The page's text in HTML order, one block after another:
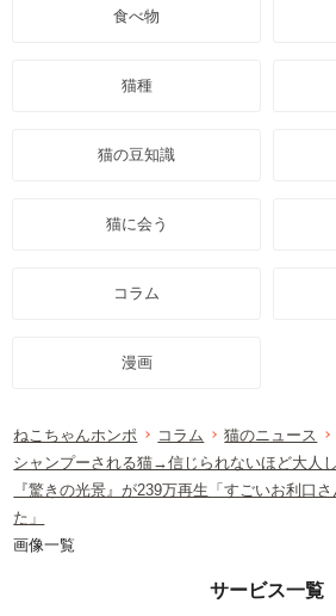
食べ物
猫種
猫の豆知識
猫に会う
コラム
漫画
ねこちゃんホンポ コラム
猫のニュース
シャンプーされる猫→信じられないほど大人
『驚きの光景』が239万再生「すごいお利口
た」
画像一覧
サービス一覧